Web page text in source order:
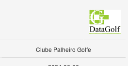
Clube Palheiro Golfe